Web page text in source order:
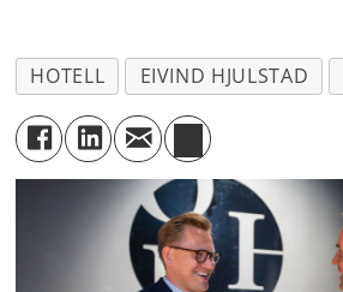
HOTELL EIVIND HJULSTAD